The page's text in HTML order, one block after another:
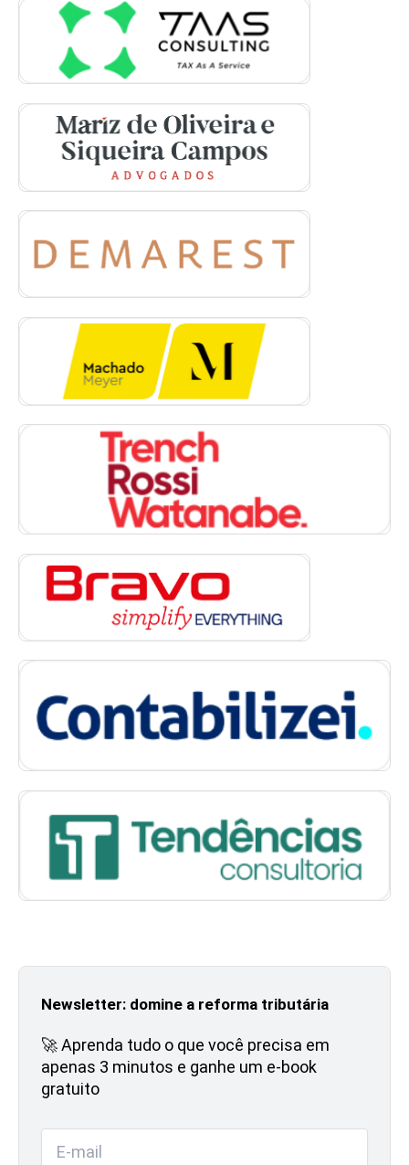
Newsletter: domine a reforma tributária
🚀 Aprenda tudo o que você precisa em
apenas 3 minutos e ganhe um e-book
gratuito